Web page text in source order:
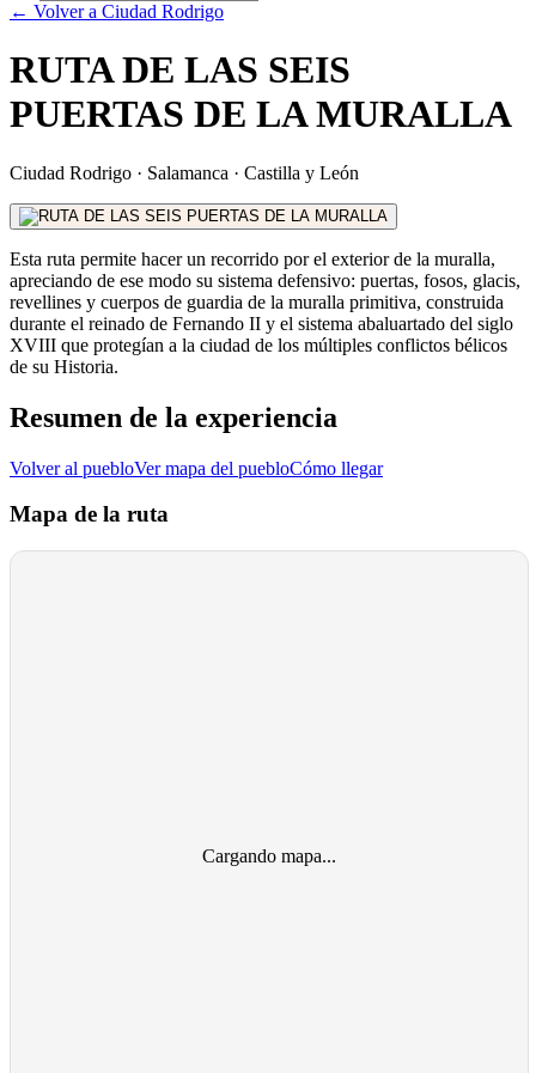
← Volver a Ciudad Rodrigo
RUTA DE LAS SEIS
PUERTAS DE LA MURALLA
Ciudad Rodrigo · Salamanca · Castilla y León
Esta ruta permite hacer un recorrido por el exterior de la muralla,
apreciando de ese modo su sistema defensivo: puertas, fosos, glacis,
revellines y cuerpos de guardia de la muralla primitiva, construida
durante el reinado de Fernando II y el sistema abaluartado del siglo
XVIII que protegían a la ciudad de los múltiples conflictos bélicos
de su Historia.
Resumen de la experiencia
Volver al puebloVer mapa del puebloCómo llegar
Mapa de la ruta
Cargando mapa...